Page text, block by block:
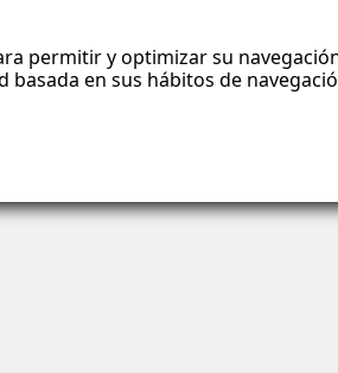
permitir y optimizar su
en sus hábitos de